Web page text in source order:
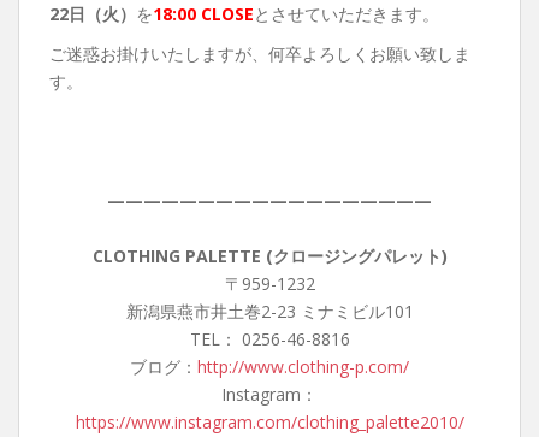
22日（火） を18:00 CLOSEとさせていただきます。
ご迷惑お掛けいたしますが、何卒よろしくお願い致しま
す。
——————————————————
CLOTHING PALETTE (クロージングパレット)
〒959-1232
新潟県燕市井土巻2-23 ミナミビル101
TEL： 0256-46-8816
ブログ： http://www.clothing-p.com/
Instagram：
https://www.instagram.com/clothing_palette2010/